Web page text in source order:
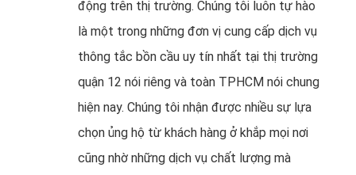
động trên thị trường. Chúng tôi luôn tự hào
là một trong những đơn vị cung cấp dịch vụ
thông tắc bồn cầu uy tín nhất tại thị trường
quận 12 nói riêng và toàn TPHCM nói chung
hiện nay. Chúng tôi nhận được nhiều sự lựa
chọn ủng hộ từ khách hàng ở khắp mọi nơi
cũng nhờ những dịch vụ chất lượng mà